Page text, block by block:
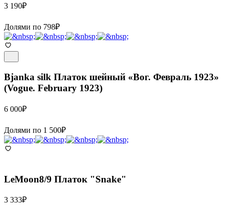
3 190₽
Долями по 798₽
Bjanka silk Платок шейный «Вог. Февраль 1923»
(Vogue. February 1923)
6 000₽
Долями по 1 500₽
LeMoon8/9 Платок "Snake"
3 333₽